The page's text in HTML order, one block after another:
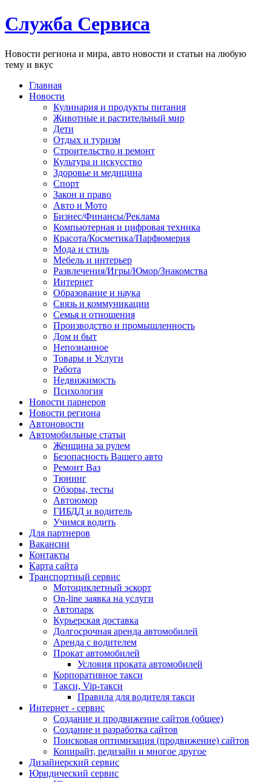
Служба Сервиса
Новости региона и мира, авто новости и статьи на любую
тему и вкус
Главная
Новости
Кулинария и продукты питания
Животные и растительный мир
Дети
Отдых и туризм
Строительство и ремонт
Культура и искусство
Здоровье и медицина
Спорт
Закон и право
Авто и Мото
Бизнес/Финансы/Реклама
Компьютерная и цифровая техника
Красота/Косметика/Парфюмерия
Мода и стиль
Мебель и интерьер
Развлечения/Игры/Юмор/Знакомства
Интернет
Образование и наука
Связь и коммуникации
Семья и отношения
Производство и промышленность
Дом и быт
Непознанное
Товары и Услуги
Работа
Недвижимость
Психология
Новости парнеров
Новости региона
Автоновости
Автомобильные статьи
Женщина за рулем
Безопасность Вашего авто
Ремонт Ваз
Тюнинг
Обзоры, тесты
Автоюмор
ГИБДД и водитель
Учимся водить
Для партнеров
Вакансии
Контакты
Карта сайта
Транспортный сервис
Мотоциклетный эскорт
On-line заявка на услуги
Автопарк
Курьерская доставка
Долгосрочная аренда автомобилей
Аренда с водителем
Прокат автомобилей
Условия проката автомобилей
Корпоративное такси
Такси, Vip-такси
Правила для водителя такси
Интернет - сервис
Создание и продвижение сайтов (общее)
Создание и разработка сайтов
Поисковая оптимизация (продвижение) сайтов
Копирайт, редизайн и многое другое
Дизайнерский сервис
Юридический сервис